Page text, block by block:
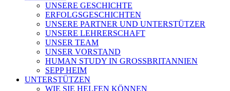
UNSERE GESCHICHTE
ERFOLGSGESCHICHTEN
UNSERE PARTNER UND UNTERSTÜTZER
UNSERE LEHRERSCHAFT
UNSER TEAM
UNSER VORSTAND
HUMAN STUDY IN GROSSBRITANNIEN
SEPP HEIM
UNTERSTÜTZEN
WIE SIE HELFEN KÖNNEN